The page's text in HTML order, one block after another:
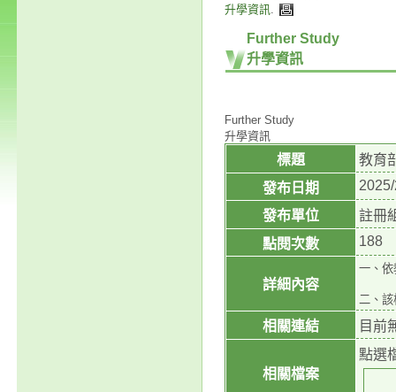
升學資訊.
Further Study
升學資訊
Further Study
升學資訊
標題
教育
發布日期
發布單位
註冊
點閱次數
188
詳細內容
一、依
二、該
相關連結 目前
相關檔案
點選